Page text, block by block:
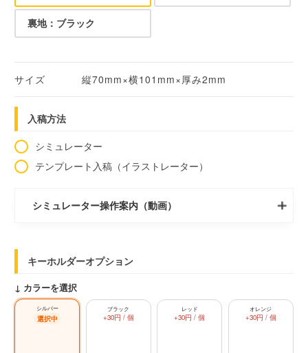
裏地：ブラック
サイズ 縦70mm×横101mm×厚み2mm
入稿方法
シミュレーター
テンプレート入稿（イラストレーター）
シミュレーター操作案内（動画）
キーホルダーオプション
↓ カラーを選択
シルバー ブラック
+30円 / 個
レッド
+30円 / 個
オレンジ
+30円 / 個